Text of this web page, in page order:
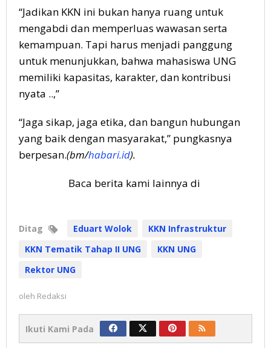
“Jadikan KKN ini bukan hanya ruang untuk
mengabdi dan memperluas wawasan serta
kemampuan. Tapi harus menjadi panggung
untuk menunjukkan, bahwa mahasiswa UNG
memiliki kapasitas, karakter, dan kontribusi
nyata ..,”
“Jaga sikap, jaga etika, dan bangun hubungan
yang baik dengan masyarakat,” pungkasnya
berpesan.(bm/habari.id).
Baca berita kami lainnya di
Ditag Eduart Wolok
KKN Infrastruktur
KKN Tematik Tahap II UNG
KKN UNG
Rektor UNG
oleh Redaksi
Ikuti Kami Pada